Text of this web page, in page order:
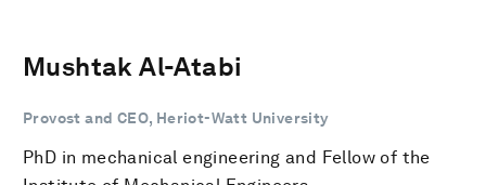
Mushtak Al-Atabi
Provost and CEO, Heriot-Watt University
PhD in mechanical engineering and Fellow of the